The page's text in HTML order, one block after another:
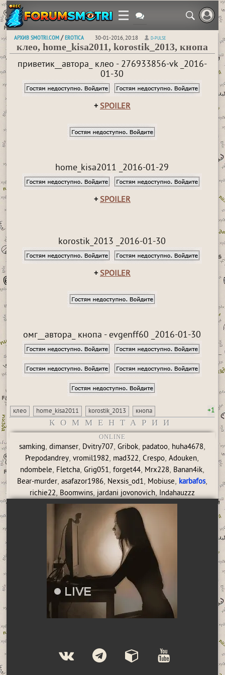
АРХИВ SMOTRI.COM /EROTICA 30-01-2016, 20:18 D-PULSE
клео, home_kisa2011, korostik_2013, кнопа
приветик__автора_ клео - 276933856-vk _2016-
01-30
+ SPOILER
home_kisa2011 _2016-01-29
+ SPOILER
korostik_2013 _2016-01-30
+ SPOILER
омг__автора_ кнопа - evgenff60 _2016-01-30
клео home_kisa2011 korostik_2013 кнопа +1
КОММЕНТАРИИ
ONLINE
samking, dimanser, Dvitry707, Gribok, padatoo, huha4678,
Prepodandrey,vromil1982, mad322,Crespo,Adouken,
ndombele, Fletcha, Grig051, forget44, Mrx228, Banan4ik,
Bear-murder, asafazor1986, Nexsis_od1, Mobiuse, karbafos,
richie22, Boomwins, jardani jovonovich, Indahauzzz